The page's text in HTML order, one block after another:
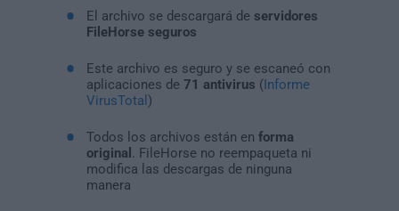
El archivo se descargará de servidores
FileHorse seguros
Este archivo es seguro y se escaneó con
aplicaciones de 71 antivirus (Informe
VirusTotal )
Todos los archivos están en forma
original
. FileHorse no reempaqueta ni
modifica las descargas de ninguna
manera